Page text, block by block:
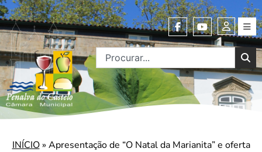
INÍCIO» Apresentação de “O Natal da Marianita” e oferta